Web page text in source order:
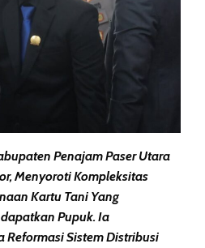
Penajam Paser Utara
Menyoroti Kompleksitas
Kartu Tani Yang
Pupuk. Ia
Reformasi Sistem Distribusi